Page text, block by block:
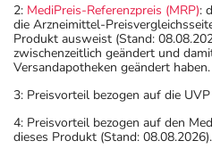
Überdosierung?
Es kann zu einer Vielzahl von
Überdosierungserscheinungen
Benommenheit, Sedierung,
niedrigem Blutdruck sowie
zu Krampfanfällen kommen.
2: MediPreis-Referenzpreis (MRP):
die Arzneimittel-
Produkt ausweist (Stand:
zwischenzeitlich geändert und
Versandapotheken geändert haben.
3: Preisvorteil bezogen auf die
4: Preisvorteil bezogen auf den
dieses Produkt (Stand: 08.08.2026).